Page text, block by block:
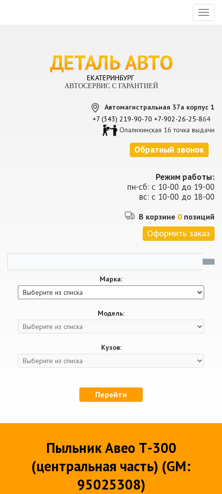
АВТОСЕРВИС С ГАРАНТИЕЙ
Автомагистральная 37а корпус 1
+7 (343) 219-90-70 +7-902-26-25-864
Опалихинская 16 точка выдачи
Обратный звонок
Режим работы:
пн-сб: с 10-00 до 19-00
вс: с 10-00 до 18-00
В корзине 0 позиций
Оформить заказ
Марка:
Модель:
Кузов:
Перейти
Пыльник Авео Т-300
(центральная часть) (GM:
95025308)